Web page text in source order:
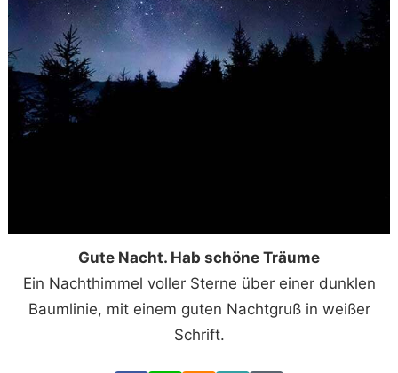
Gute Nacht. Hab schöne Träume
Ein Nachthimmel voller Sterne über einer dunklen
Baumlinie, mit einem guten Nachtgruß in weißer
Schrift.